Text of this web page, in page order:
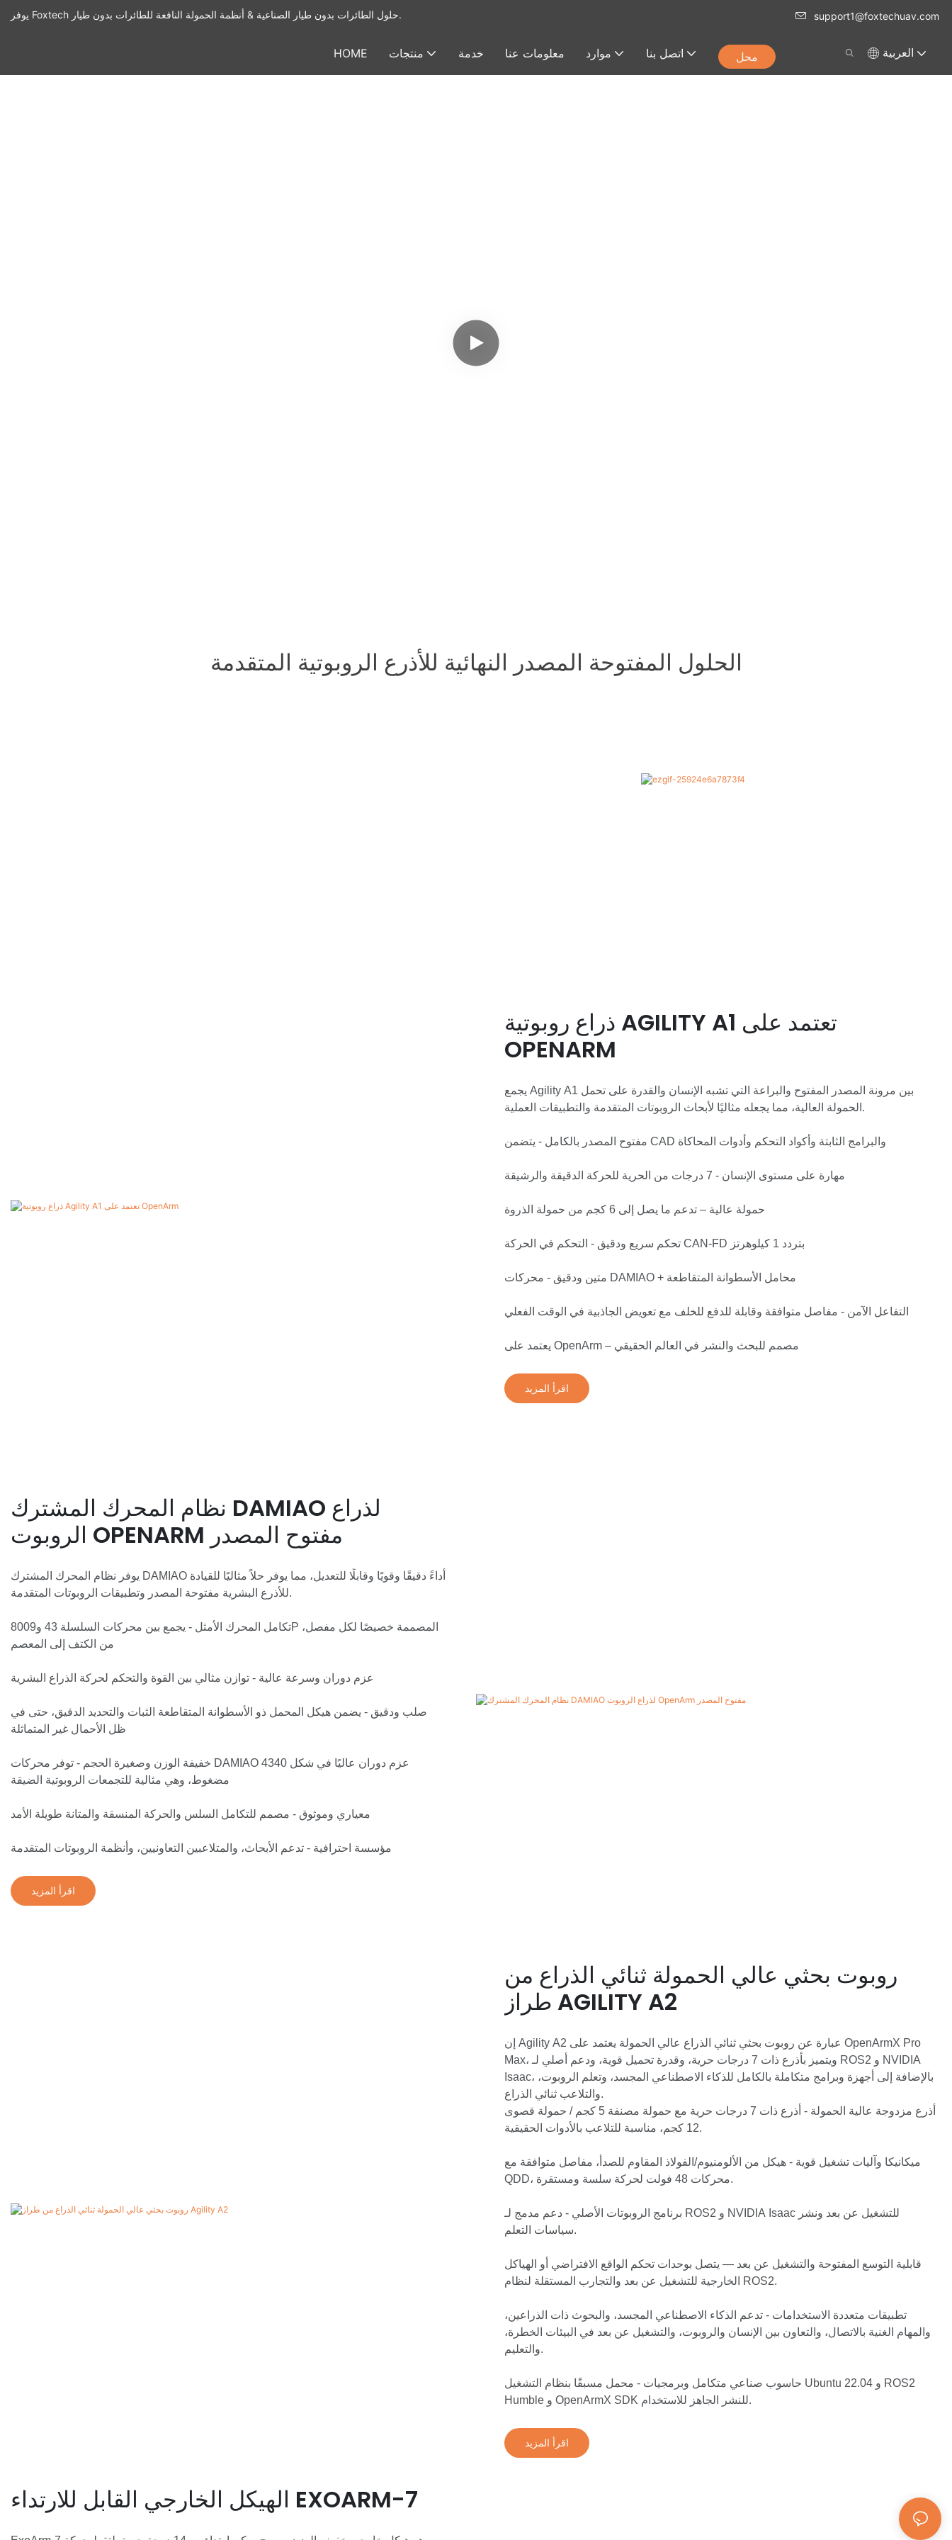
يوفر Foxtech حلول الطائرات بدون طيار الصناعية & أنظمة الحمولة النافعة للطائرات بدون طيار. support1@foxtechuav.com
HOME منتجات خدمة معلومات عنا موارد اتصل بنا محل العربية
الحلول المفتوحة المصدر النهائية للأذرع الروبوتية المتقدمة
ذراع روبوتية AGILITY A1 تعتمد على
OPENARM
يجمع Agility A1 بين مرونة المصدر المفتوح والبراعة التي تشبه الإنسان والقدرة على تحمل
الحمولة العالية، مما يجعله مثاليًا لأبحاث الروبوتات المتقدمة والتطبيقات العملية.
مفتوح المصدر بالكامل - يتضمن CAD والبرامج الثابتة وأكواد التحكم وأدوات المحاكاة
مهارة على مستوى الإنسان - 7 درجات من الحرية للحركة الدقيقة والرشيقة
حمولة عالية – تدعم ما يصل إلى 6 كجم من حمولة الذروة
تحكم سريع ودقيق - التحكم في الحركة CAN-FD بتردد 1 كيلوهرتز
متين ودقيق - محركات DAMIAO + محامل الأسطوانة المتقاطعة
التفاعل الآمن - مفاصل متوافقة وقابلة للدفع للخلف مع تعويض الجاذبية في الوقت الفعلي
يعتمد على OpenArm – مصمم للبحث والنشر في العالم الحقيقي
اقرأ المزيد
نظام المحرك المشترك DAMIAO لذراع
الروبوت OPENARM مفتوح المصدر
يوفر نظام المحرك المشترك DAMIAO أداءً دقيقًا وقويًا وقابلًا للتعديل، مما يوفر حلاً مثاليًا للقيادة
للأذرع البشرية مفتوحة المصدر وتطبيقات الروبوتات المتقدمة.
تكامل المحرك الأمثل - يجمع بين محركات السلسلة 43 و8009P المصممة خصيصًا لكل مفصل،
من الكتف إلى المعصم
عزم دوران وسرعة عالية - توازن مثالي بين القوة والتحكم لحركة الذراع البشرية
صلب ودقيق - يضمن هيكل المحمل ذو الأسطوانة المتقاطعة الثبات والتحديد الدقيق، حتى في
ظل الأحمال غير المتماثلة
خفيفة الوزن وصغيرة الحجم - توفر محركات DAMIAO 4340 عزم دوران عاليًا في شكل
مضغوط، وهي مثالية للتجمعات الروبوتية الضيقة
معياري وموثوق - مصمم للتكامل السلس والحركة المنسقة والمتانة طويلة الأمد
مؤسسة احترافية - تدعم الأبحاث، والمتلاعبين التعاونيين، وأنظمة الروبوتات المتقدمة
اقرأ المزيد
روبوت بحثي عالي الحمولة ثنائي الذراع من
طراز AGILITY A2
إن Agility A2 عبارة عن روبوت بحثي ثنائي الذراع عالي الحمولة يعتمد على OpenArmX Pro
Max، ويتميز بأذرع ذات 7 درجات حرية، وقدرة تحميل قوية، ودعم أصلي لـ ROS2 و NVIDIA
Isaac، بالإضافة إلى أجهزة وبرامج متكاملة بالكامل للذكاء الاصطناعي المجسد، وتعلم الروبوت،
والتلاعب ثنائي الذراع.
أذرع مزدوجة عالية الحمولة - أذرع ذات 7 درجات حرية مع حمولة مصنفة 5 كجم / حمولة قصوى
12 كجم، مناسبة للتلاعب بالأدوات الحقيقية.
ميكانيكا وآليات تشغيل قوية - هيكل من الألومنيوم/الفولاذ المقاوم للصدأ، مفاصل متوافقة مع
QDD، محركات 48 فولت لحركة سلسة ومستقرة.
برنامج الروبوتات الأصلي - دعم مدمج لـ ROS2 و NVIDIA Isaac للتشغيل عن بعد ونشر
سياسات التعلم.
قابلية التوسع المفتوحة والتشغيل عن بعد — يتصل بوحدات تحكم الواقع الافتراضي أو الهياكل
الخارجية للتشغيل عن بعد والتجارب المستقلة لنظام ROS2.
تطبيقات متعددة الاستخدامات - تدعم الذكاء الاصطناعي المجسد، والبحوث ذات الذراعين،
والمهام الغنية بالاتصال، والتعاون بين الإنسان والروبوت، والتشغيل عن بعد في البيئات الخطرة،
والتعليم.
حاسوب صناعي متكامل وبرمجيات - محمل مسبقًا بنظام التشغيل Ubuntu 22.04 و ROS2
Humble و OpenArmX SDK للنشر الجاهز للاستخدام.
اقرأ المزيد
الهيكل الخارجي القابل للارتداء EXOARM-7